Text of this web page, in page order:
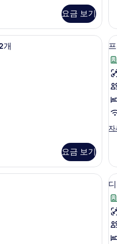
요금 보기
모
두
보
기
침
실
1
자
세
히
보
기
고급 침구, 객실 내 금고, 책상, 노트북 작
개
요금 보기
프
리
미
어
룸,
침
1
사
진
모
두
보
기
프
룸,
침
실
개
자
세
히
보
디
럭
스
침